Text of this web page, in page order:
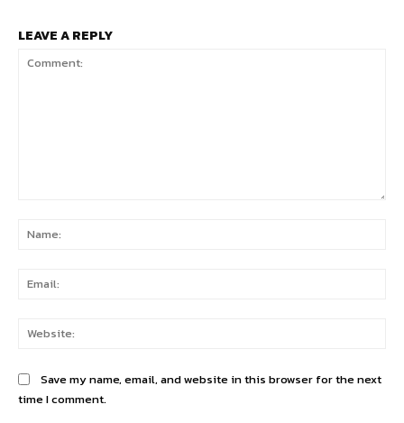
LEAVE A REPLY
Save my name, email, and website in this browser for the next
time I comment.